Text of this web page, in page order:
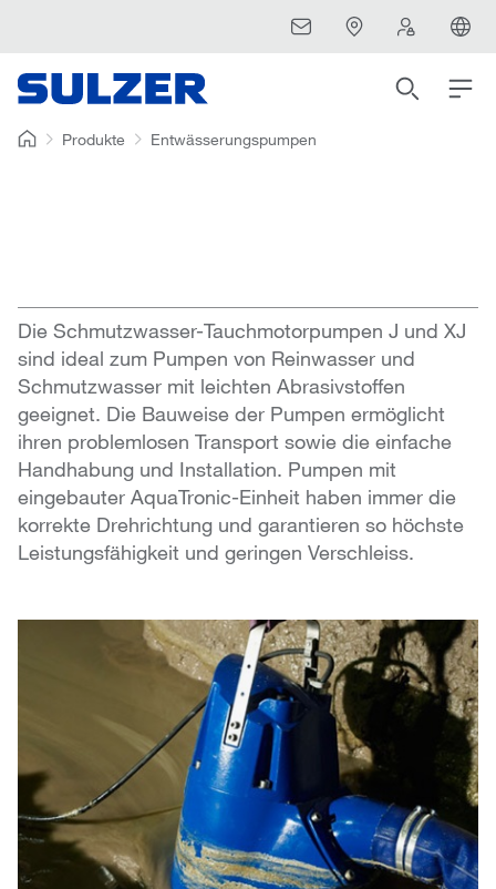
Produkte Entwässerungspumpen
Die Schmutzwasser-Tauchmotorpumpen J und XJ
sind ideal zum Pumpen von Reinwasser und
Schmutzwasser mit leichten Abrasivstoffen
geeignet. Die Bauweise der Pumpen ermöglicht
ihren problemlosen Transport sowie die einfache
Handhabung und Installation. Pumpen mit
eingebauter AquaTronic-Einheit haben immer die
korrekte Drehrichtung und garantieren so höchste
Leistungsfähigkeit und geringen Verschleiss.